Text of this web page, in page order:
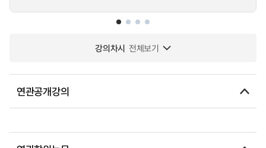
강의차시 전체보기
연관공개강의